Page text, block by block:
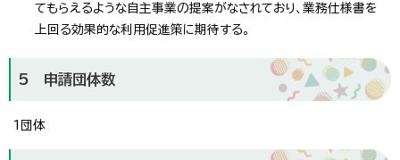
てもらえるような自主事業の提案がなされており、業務仕様書を
上回る効果的な利用促進策に期待する。
5 申請団体数
1団体